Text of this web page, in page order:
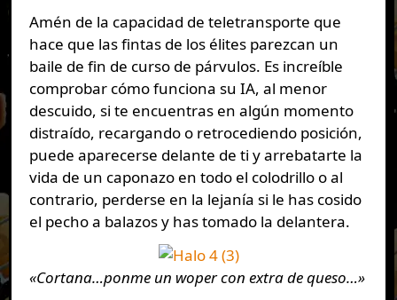
Amén de la capacidad de teletransporte que
hace que las fintas de los élites parezcan un
baile de fin de curso de párvulos. Es increíble
comprobar cómo funciona su IA, al menor
descuido, si te encuentras en algún momento
distraído, recargando o retrocediendo posición,
puede aparecerse delante de ti y arrebatarte la
vida de un caponazo en todo el colodrillo o al
contrario, perderse en la lejanía si le has cosido
el pecho a balazos y has tomado la delantera.
«Cortana…ponme un woper con extra de queso…»